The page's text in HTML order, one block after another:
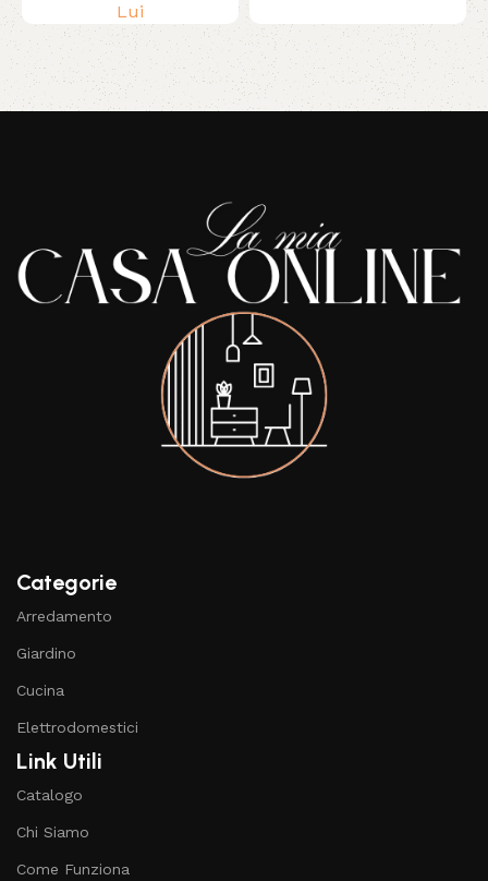
Lui
Read More
Categorie
Arredamento
Giardino
Cucina
Elettrodomestici
Link Utili
Catalogo
Chi Siamo
Come Funziona